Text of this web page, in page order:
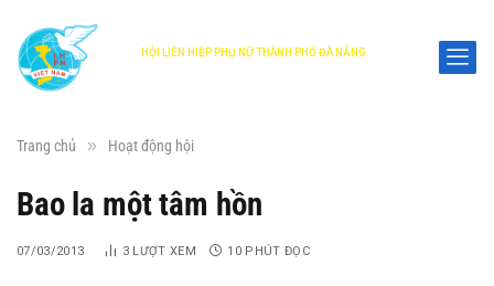
HỘI LIÊN HIỆP PHỤ NỮ THÀNH PHỐ ĐÀ NẴNG
Trang chủ » Hoạt động hội
Bao la một tâm hồn
07/03/2013 3 LƯỢT XEM 10 PHÚT ĐỌC